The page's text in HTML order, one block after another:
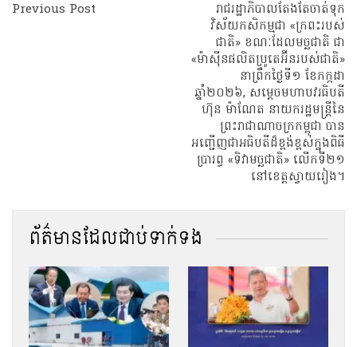
Previous Post
រាជរដ្ឋាភិបាលតែងតែចាត់ទុក
វិស័យកសិកម្មជា «ក្រពះរបស់
ជាតិ» ខណៈដែលមច្ឆជាតិ ជា
«ម៉ាស៊ីនផលិតប្រូតេអ៊ីនរបស់ជាតិ»
នាព្រឹកថ្ងៃទី១ ខែកក្កដា
ឆ្នាំ២០២៦, សម្តេចមហាបវរធិបតី
ហ៊ុន ម៉ាណែត នាយករដ្ឋមន្ត្រីនៃ
ព្រះរាជាណាចក្រកម្ពុជា បាន
អញ្ជើញជាអធិបតីដ៏ខ្ពង់ខ្ពស់ក្នុងពិធី
ប្រារព្ធ «ទិវាមច្ឆជាតិ» លើកទី២១
នៅខេត្តស្វាយរៀង។
ព័ត៌មានដែលជាប់ទាក់ទង